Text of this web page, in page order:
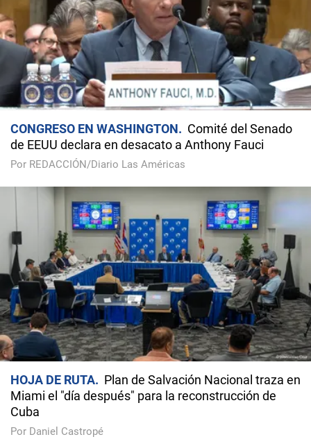
CONGRESO EN WASHINGTON
Comité del Senado
de EEUU declara en desacato a Anthony Fauci
Por REDACCIÓN/Diario Las Américas
HOJA DE RUTA
Plan de Salvación Nacional traza en
Miami el "día después" para la reconstrucción de
Cuba
Por Daniel Castropé